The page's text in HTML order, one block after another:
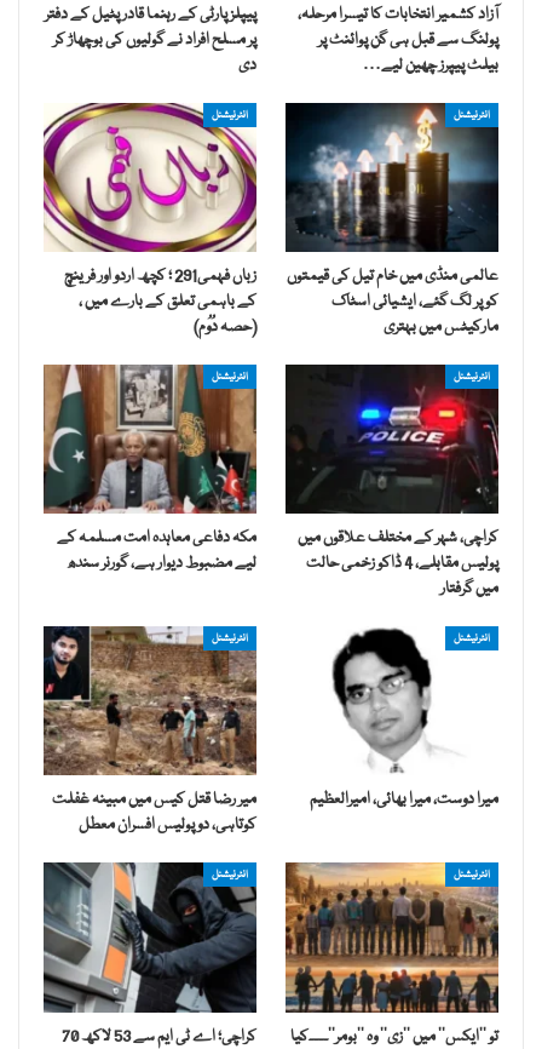
آزاد کشمیر انتخابات کا تیسرا مرحلہ،
پولنگ سے قبل ہی گن پوائنٹ پر
بیلٹ پیپرز چھین لیے…
پیپلز پارٹی کے رہنما قادر پٹیل کے دفتر
پر مسلح افراد نے گولیوں کی بوچھاڑ کر
دی
انٹرنیشنل
عالمی منڈی میں خام تیل کی قیمتوں
کو پر لگ گئے، ایشیائی اسٹاک
مارکیٹس میں بہتری
انٹرنیشنل
زباں فہمی291 ؛ کچھ اردو اور فرینچ
کے باہمی تعلق کے بارے میں ،
(حصہ دُوُم)
انٹرنیشنل
کراچی، شہر کے مختلف علاقوں میں
پولیس مقابلے، 4 ڈاکو زخمی حالت
میں گرفتار
انٹرنیشنل
مکہ دفاعی معاہدہ امت مسلمہ کے
لیے مضبوط دیوار ہے، گورنر سندھ
انٹرنیشنل
میرا دوست، میرا بھائی، امیرالعظیم
انٹرنیشنل
میر رضا قتل کیس میں مبینہ غفلت
کوتاہی، دو پولیس افسران معطل
انٹرنیشنل
تو ’’ایکس‘‘ میں ’’زی‘‘ وہ ’’بومر‘‘۔۔۔۔کیا
انٹرنیشنل
کراچی؛ اے ٹی ایم سے 53 لاکھ 70